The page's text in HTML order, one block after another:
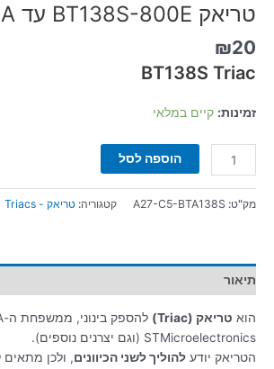
טריאק BT138S-800E עד 800V 12A
₪20
BT138S Triac
זמינות: קיים במלאי
הוספה לסל
מק"ט: A27-C5-BTA138S קטגוריה: טריאק - Triacs
תיאור
הוא טריאק (Triac)
STMicroelectronics (וגם יצרנים נוספים).
הטריאק יודע להוליך לשני הכיוונים